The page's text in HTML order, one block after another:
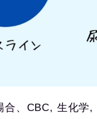
、CBC, 生化学